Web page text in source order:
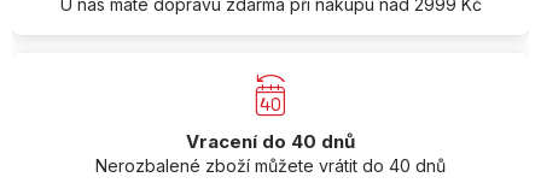
Vracení do 40 dnů
Nerozbalené zboží můžete vrátit do 40 dnů